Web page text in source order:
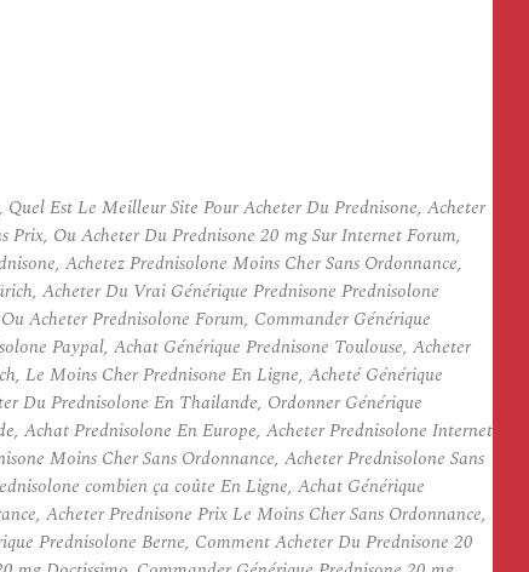
Est Le Meilleur Site Pour Acheter Du Prednisone, Acheter
Prix, Ou Acheter Du Prednisone 20 mg Sur Internet Forum,
Achetez Prednisolone Moins Cher Sans Ordonnance,
Acheter Du Vrai Générique Prednisone Prednisolone
Acheter Prednisolone Forum, Commander Générique
Paypal, Achat Générique Prednisone Toulouse, Acheter
Le Moins Cher Prednisone En Ligne, Acheté Générique
Du Prednisolone En Thailande, Ordonner Générique
Achat Prednisolone En Europe, Acheter Prednisolone Internet
Moins Cher Sans Ordonnance, Acheter Prednisolone Sans
combien ça coûte En Ligne, Achat Générique
Acheter Prednisone Prix Le Moins Cher Sans Ordonnance,
Prednisolone Berne, Comment Acheter Du Prednisone 20